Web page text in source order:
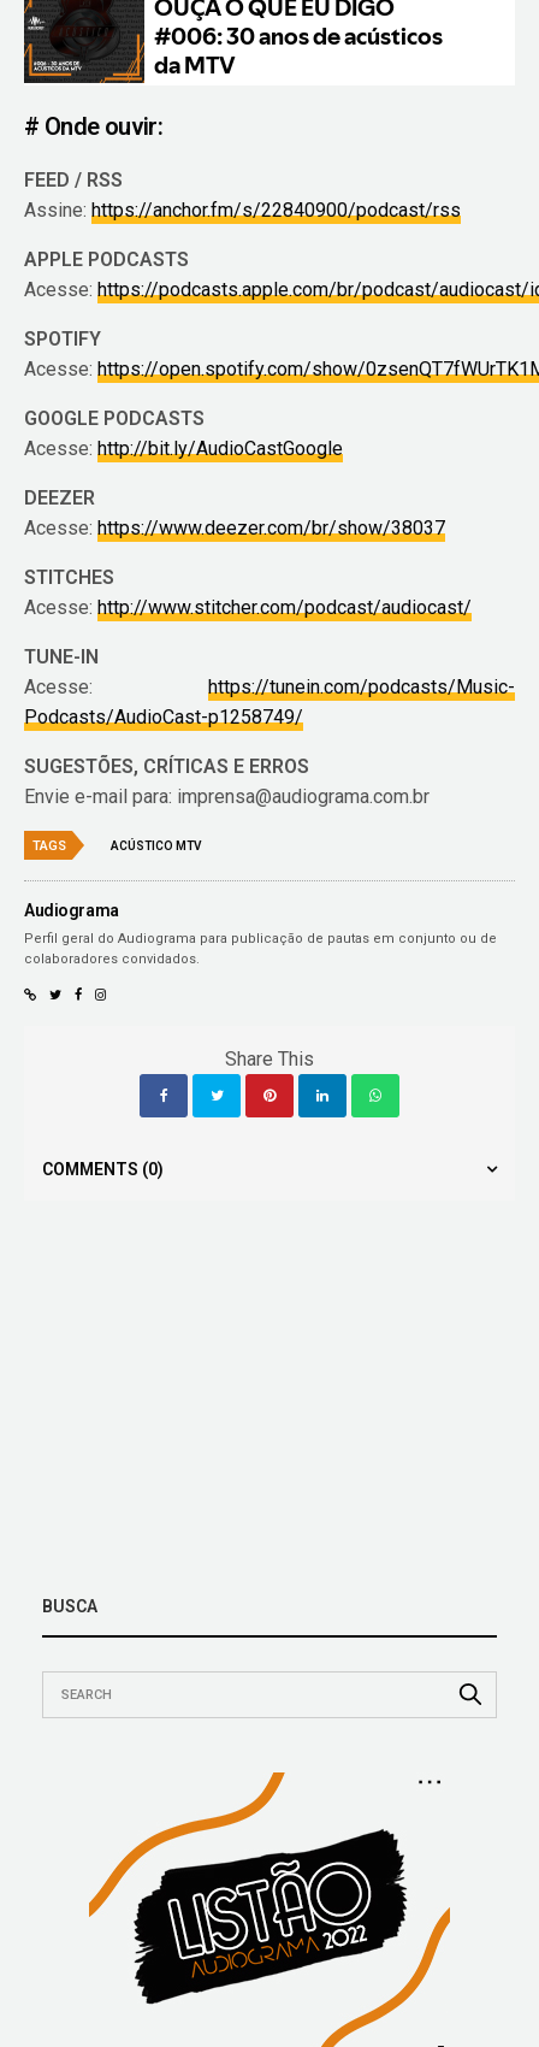
# Onde ouvir:
FEED / RSS
Assine:https://anchor.fm/s/22840900/podcast/rss
APPLE PODCASTS
Acesse:https://podcasts.apple.com/br/podcast/audiocast/
SPOTIFY
Acesse:https://open.spotify.com/show/
GOOGLE PODCASTS
Acesse:http://bit.ly/AudioCastGoogle
DEEZER
Acesse:https://www.deezer.com/br/show/38037
STITCHES
Acesse:http://www.stitcher.com/podcast/audiocast/
TUNE-IN
Acesse: https://tunein.com/podcasts/Music-
Podcasts/AudioCast-p1258749/
SUGESTÕES, CRÍTICAS E ERROS
Envie e-mail para: imprensa@audiograma.com.br
TAGS ACÚSTICO MTV
Audiograma
Perfil geral do Audiograma para publicação de pautas em conjunto ou de
colaboradores convidados.
Share This
COMMENTS (0)
BUSCA